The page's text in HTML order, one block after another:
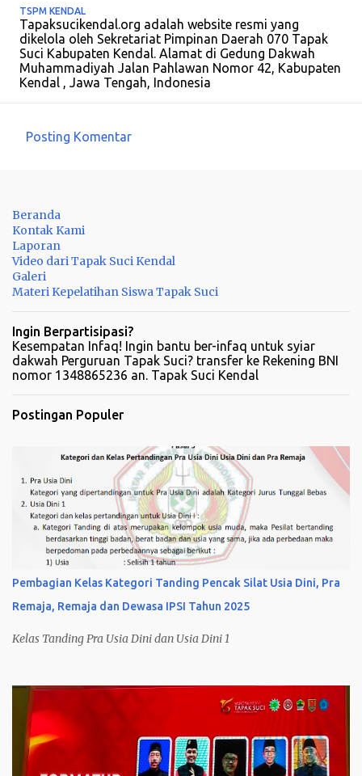
TSPM KENDAL
Tapaksucikendal.org adalah website resmi yang
dikelola oleh Sekretariat Pimpinan Daerah 070 Tapak
Suci Kabupaten Kendal. Alamat di Gedung Dakwah
Muhammadiyah Jalan Pahlawan Nomor 42, Kabupaten
Kendal , Jawa Tengah, Indonesia
e
n
t
a
Posting Komentar
Beranda
Kontak Kami
Laporan
Video dari Tapak Suci Kendal
Galeri
Materi Kepelatihan Siswa Tapak Suci
Ingin Berpartisipasi?
Kesempatan Infaq! Ingin bantu ber-infaq untuk syiar
dakwah Perguruan Tapak Suci? transfer ke Rekening BNI
nomor 1348865236 an. Tapak Suci Kendal
Postingan Populer
Pembagian Kelas Kategori Tanding Pencak Silat Usia Dini, Pra
Remaja, Remaja dan Dewasa IPSI Tahun 2025
Kelas Tanding Pra Usia Dini dan Usia Dini 1